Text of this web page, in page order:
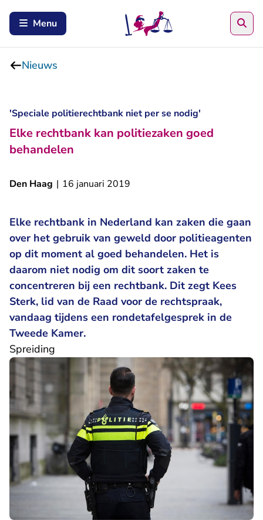
Menu
Nieuws
'Speciale politierechtbank niet per se nodig'
Elke rechtbank kan politiezaken goed
behandelen
Den Haag | 16 januari 2019
Elke rechtbank in Nederland kan zaken die gaan
over het gebruik van geweld door politieagenten
op dit moment al goed behandelen. Het is
daarom niet nodig om dit soort zaken te
concentreren bij een rechtbank. Dit zegt Kees
Sterk, lid van de Raad voor de rechtspraak,
vandaag tijdens een rondetafelgesprek- U verlaat
in de
Tweede Kamer.
Spreiding